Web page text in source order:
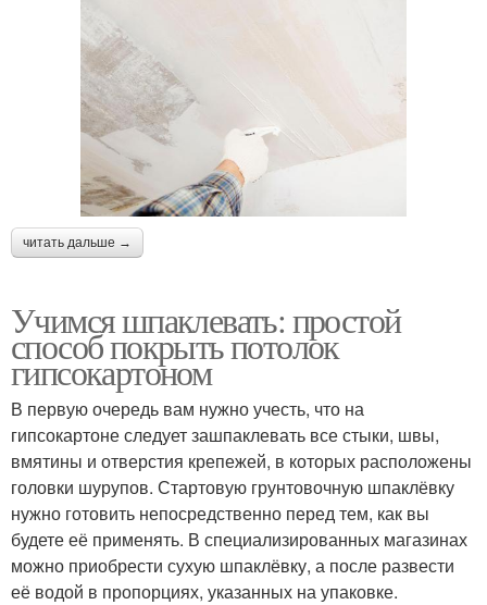
читать дальше →
Учимся шпаклевать: простой
способ покрыть потолок
гипсокартоном
В первую очередь вам нужно учесть, что на
гипсокартоне следует зашпаклевать все стыки, швы,
вмятины и отверстия крепежей, в которых расположены
головки шурупов. Стартовую грунтовочную шпаклёвку
нужно готовить непосредственно перед тем, как вы
будете её применять. В специализированных магазинах
можно приобрести сухую шпаклёвку, а после развести
её водой в пропорциях, указанных на упаковке.